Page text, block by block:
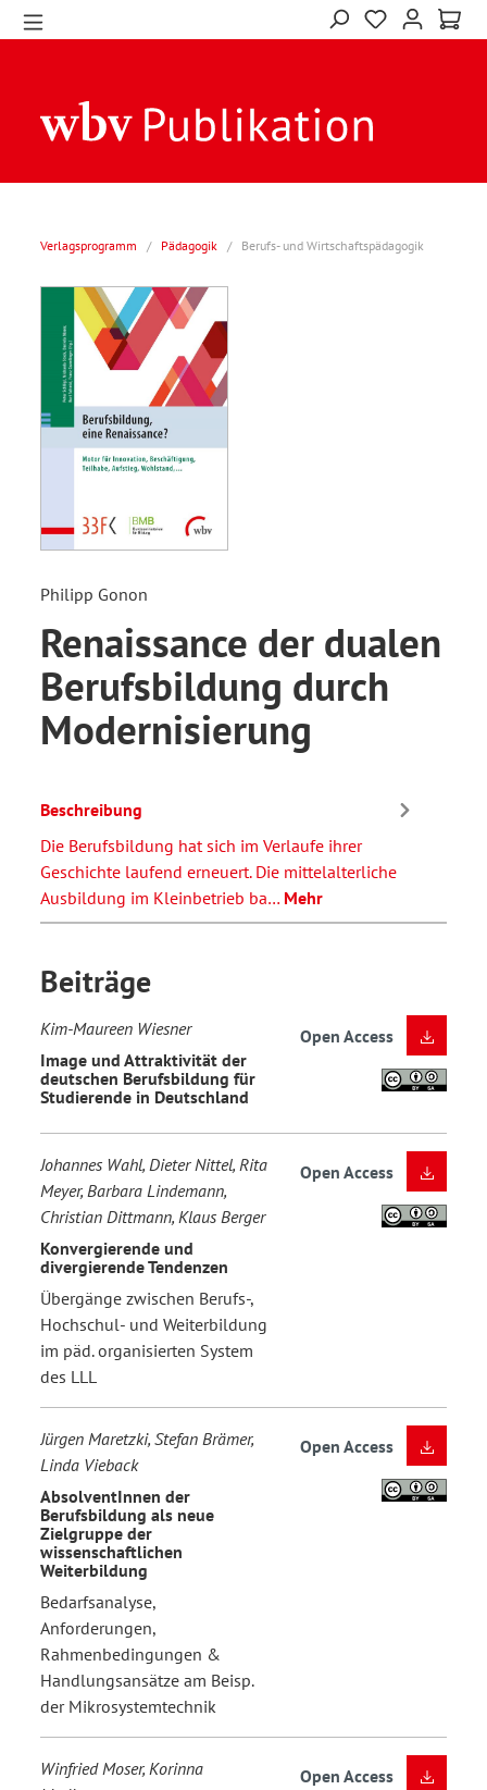
Verlagsprogramm / Pädagogik / Berufs- und Wirtschaftspädagogik
Philipp Gonon
Renaissance der dualen
Berufsbildung durch
Modernisierung
Beschreibung
Die Berufsbildung hat sich im Verlaufe ihrer
Geschichte laufend erneuert. Die mittelalterliche
Ausbildung im Kleinbetrieb ba… Mehr
Beiträge
Kim-Maureen Wiesner
Image und Attraktivität der
deutschen Berufsbildung für
Studierende in Deutschland
Open Access
Johannes Wahl, Dieter Nittel, Rita
Meyer, Barbara Lindemann,
Christian Dittmann, Klaus Berger
Konvergierende und
divergierende Tendenzen
Übergänge zwischen Berufs-,
Hochschul- und Weiterbildung
im päd. organisierten System
des LLL
Open Access
Jürgen Maretzki, Stefan Brämer,
Linda Vieback
AbsolventInnen der
Berufsbildung als neue
Zielgruppe der
wissenschaftlichen
Weiterbildung
Bedarfsanalyse,
Anforderungen,
Rahmenbedingungen &
Handlungsansätze am Beisp.
der Mikrosystemtechnik
Open Access
Winfried Moser, Korinna
Open Access